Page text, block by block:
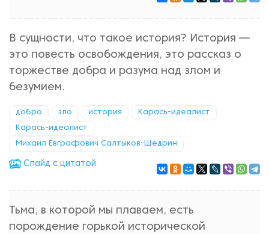
В сущности, что такое история? История —
это повесть освобождения, это рассказ о
торжестве добра и разума над злом и
безумием.
добро зло история Карась-идеалист
Карась-идеалист
Михаил Евграфович Салтыков-Щедрин
Cлайд с цитатой
Тьма, в которой мы плаваем, есть
порождение горькой исторической